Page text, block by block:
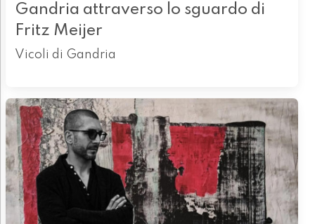
Gandria attraverso lo sguardo di
Fritz Meijer
Vicoli di Gandria